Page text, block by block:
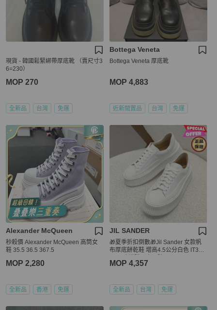
現貨 - 韓國鬆緊綁帶厚底靴 （賣尺寸3
6=230）
MOP 270
全新品 台灣 免運
Bottega Veneta
Bottega Veneta 厚底靴
MOP 4,883
近新閒置品 台灣 免運
Alexander McQueen
秒殺價 Alexander McQueen 高筒女
鞋 35.5 36.5 367.5
MOP 2,280
全新品 香港 免運
JIL SANDER
🎁夏季折扣倒數🎁Jil Sander 女款帆
布厚底餅乾鞋 增高4.5公分白色 IT37/3
MOP 4,357
全新品 台灣 免運